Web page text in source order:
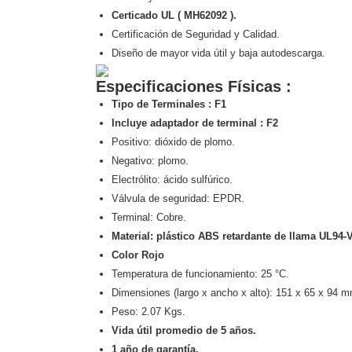
Certicado UL ( MH62092 ).
Certificación de Seguridad y Calidad.
Diseño de mayor vida útil y baja autodescarga.
Especificaciones Físicas :
Tipo de Terminales : F1
Incluye adaptador de terminal : F2
Positivo: dióxido de plomo.
Negativo: plomo.
Electrólito: ácido sulfúrico.
Válvula de seguridad: EPDR.
Terminal: Cobre.
Material: plástico ABS retardante de llama UL94-
Color Rojo
Temperatura de funcionamiento: 25 °C.
Dimensiones (largo x ancho x alto): 151 x 65 x 94
Peso: 2.07 Kgs.
Vida útil promedio de 5 años.
1 año de garantía.